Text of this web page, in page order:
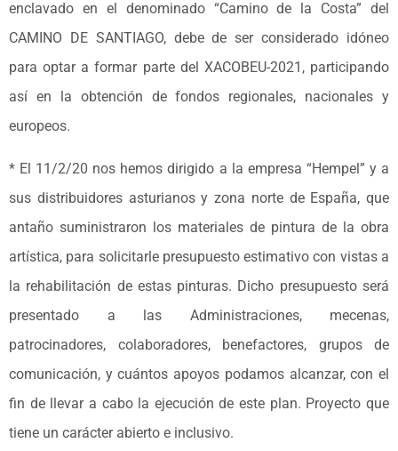
enclavado en el denominado “Camino de la Costa” del
CAMINO DE SANTIAGO, debe de ser considerado idóneo
para optar a formar parte del XACOBEU-2021, participando
así en la obtención de fondos regionales, nacionales y
europeos.
* El 11/2/20 nos hemos dirigido a la empresa “Hempel” y a
sus distribuidores asturianos y zona norte de España, que
antaño suministraron los materiales de pintura de la obra
artística, para solicitarle presupuesto estimativo con vistas a
la rehabilitación de estas pinturas. Dicho presupuesto será
presentado a las Administraciones, mecenas,
patrocinadores, colaboradores, benefactores, grupos de
comunicación, y cuántos apoyos podamos alcanzar, con el
fin de llevar a cabo la ejecución de este plan. Proyecto que
tiene un carácter abierto e inclusivo.